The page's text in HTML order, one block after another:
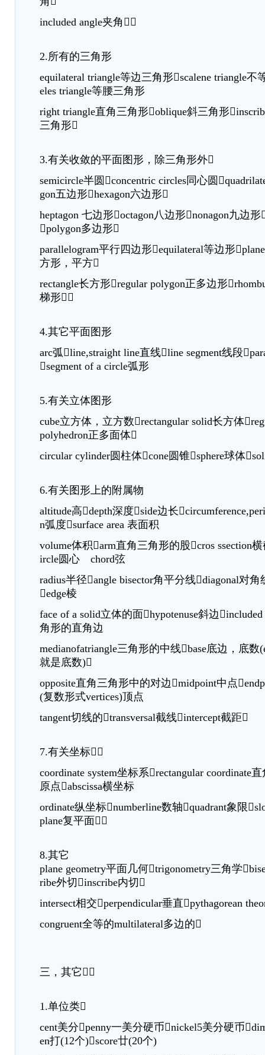
included angle夹角
2.所有的三角形
equilateral triangle等边三角形scalene triangle不
eles triangle等腰三角形
right triangle直角三角形oblique斜三角形
三角形
3.有关收敛的平面图形，除三角形外
semicircle半圆concentric circles同心圆
gon五边形hexagon六边形
heptagon 七边形octagon八边形nonagon九边形
polygon多边形
parallelogram平行四边形equilateral等边形
方形，平方
rectangle长方形regular polygon正多边形
梯形
4.其它平面图形
arc弧line,straight line直线line segment线段
segment of a circle弧形
5.有关立体图形
cube立方体，立方数rectangular solid长方体
polyhedron正多面体
circular cylinder圆柱体cone圆锥sphere球体
6.有关图形上的附属物
altitude高depth深度side边长
n弧度surface area 表面积
volume体积arm直角三角形的股cros ssection
ircle圆心 chord弦
radius半径angle bisector角平分线diagonal对角
edge棱
face of a solid立体的面hypotenuse斜边
角形的直角边
medianofatriangle三角形的中线base底边，底数
就是底数)
opposite直角三角形中的对边midpoint中点
(复数形式vertices)顶点
tangent切线的transversal截线intercept截距
7.有关坐标
coordinate system坐标系rectangular coordinate
原点abscissa横坐标
ordinate纵坐标numberline数轴quadrant象限
plane复平面
8.其它
plane geometry平面几何trigonometry三角学
ribe外切inscribe内切
intersect相交perpendicular垂直pythagorean
congruent全等的multilateral多边的
三，其它
1.单位类
cent美分penny一美分硬币nickel5美分硬币
en打(12个)score廿(20个)